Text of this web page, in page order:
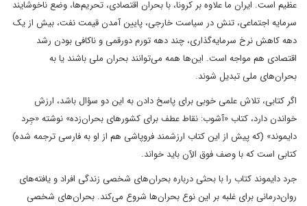
عظیم است. ایران ما علاوه بر کرونا، با بحران اقتصادی، تحریم‌ها، وضع ناخوشایند
سرمایه اجتماعی، تنش در سیاست خارجی، پایین آمدن قیمت نفت، بیش از یک
دهه کاهش نرخ سرمایه‌گذاری، چند دهه تورم دورقمی و ناکافی بودن رشد
اقتصادی هم مواجه است. این‌ها همه می‌توانند بحران ملی باشند یا به
بحران‌های ملی تبدیل شوند.
اگر کتابی، تلاش علمی خوبی برای پاسخ دادن به این دو سؤال باشد، ارزش
خواندن دارد، کتاب «آشوب: نقاط عطف برای کشورهای بحران‌زده» نوشته «جِرد
دایموند» (که پیش از این کتاب ارزشمند فروپاشی هم از او به فارسی ترجمه شده)
کتابی است که با وصف فوق الآن باید خواند.
جرد دایموند کتاب را با بحثی درباره بحران‌های شخصی زندگی افراد و یافته‌های
روان‌درمانی برای غلبه بر این نوع بحران‌ها شروع می‌کند. بحران‌های شخصی